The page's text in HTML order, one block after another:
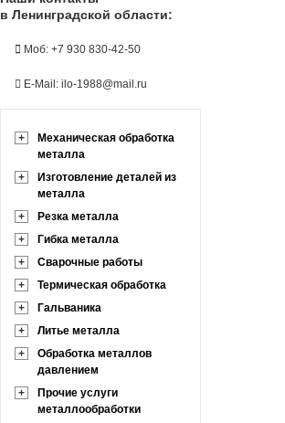
в Ленинградской области:
Моб: +7 930 830-42-50
E-Mail: ilo-1988@mail.ru
+
Механическая обработка
металла
+
Изготовление деталей из
металла
+
Резка металла
+
Гибка металла
+
Сварочные работы
+
Термическая обработка
+
Гальваника
+
Литье металла
+
Обработка металлов
давлением
+
Прочие услуги
металлообработки